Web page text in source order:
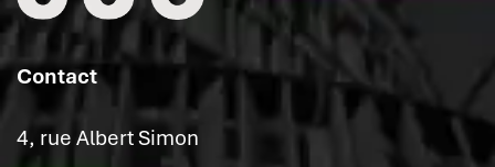
Contact
4, rue Albert Simon